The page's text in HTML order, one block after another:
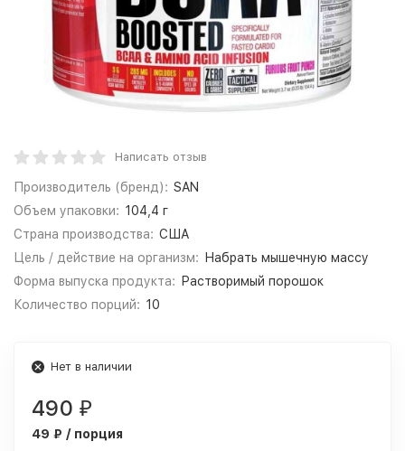
Написать отзыв
Производитель (бренд): SAN
Объем упаковки: 104,4 г
Страна производства: США
Цель / действие на организм:
Набрать мышечную массу
Форма выпуска продукта:
Растворимый порошок
Количество порций: 10
Нет в наличии
490 ₽
49 ₽ / порция